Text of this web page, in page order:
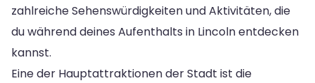
zahlreiche Sehenswürdigkeiten und Aktivitäten, die
du während deines Aufenthalts in Lincoln entdecken
kannst.
Eine der Hauptattraktionen der Stadt ist die